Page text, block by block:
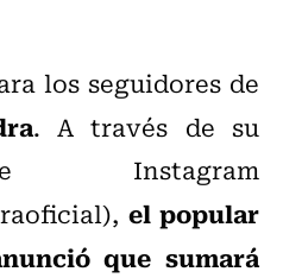
los seguidores de
. A través de su
Instagram
el popular
que sumará